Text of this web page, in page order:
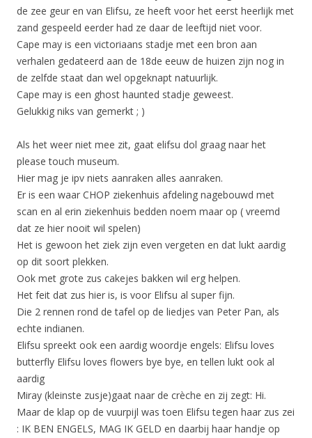
de zee geur en van Elifsu, ze heeft voor het eerst heerlijk met
zand gespeeld eerder had ze daar de leeftijd niet voor.
Cape may is een victoriaans stadje met een bron aan
verhalen gedateerd aan de 18de eeuw de huizen zijn nog in
de zelfde staat dan wel opgeknapt natuurlijk.
Cape may is een ghost haunted stadje geweest.
Gelukkig niks van gemerkt ; )
Als het weer niet mee zit, gaat elifsu dol graag naar het
please touch museum.
Hier mag je ipv niets aanraken alles aanraken.
Er is een waar CHOP ziekenhuis afdeling nagebouwd met
scan en al erin ziekenhuis bedden noem maar op ( vreemd
dat ze hier nooit wil spelen)
Het is gewoon het ziek zijn even vergeten en dat lukt aardig
op dit soort plekken.
Ook met grote zus cakejes bakken wil erg helpen.
Het feit dat zus hier is, is voor Elifsu al super fijn.
Die 2 rennen rond de tafel op de liedjes van Peter Pan, als
echte indianen.
Elifsu spreekt ook een aardig woordje engels: Elifsu loves
butterfly Elifsu loves flowers bye bye, en tellen lukt ook al
aardig
Miray (kleinste zusje)gaat naar de crèche en zij zegt: Hi.
Maar de klap op de vuurpijl was toen Elifsu tegen haar zus zei
: IK BEN ENGELS, MAG IK GELD en daarbij haar handje op